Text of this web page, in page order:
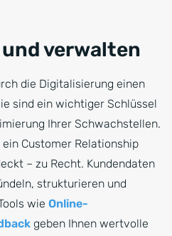
verwalten
die Digitalisierung einen
sind ein wichtiger Schlüssel
Ihrer Schwachstellen.
Customer Relationship
– zu Recht. Kundendaten
strukturieren und
wie Online-
geben Ihnen wertvolle